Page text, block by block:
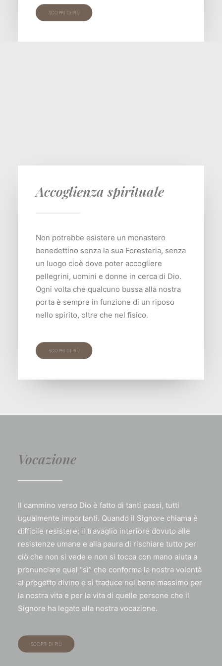
SCOPRI DI PIÙ
Accoglienza spirituale
Non potrebbe esistere un monastero
benedettino senza la sua Foresteria, senza
un luogo cioè dove poter accogliere
pellegrini, uomini e donne in cerca di Dio.
Ogni volta che qualcuno bussa alla nostra
porta è sempre in funzione di un riposo
nello spirito, oltre che nel fisico.
SCOPRI DI PIÙ
Vocazione
Il cammino verso Dio è fatto di tanti passi, tutti
ugualmente importanti. Quando il Signore chiama è
difficile resistere; il travaglio interiore dovuto alle
resistenze umane e alla paura di rischiare tutto per
ciò che non si vede e non si tocca con mano aiuta a
pronunciare quel “sì” che conforma la nostra volontà
al progetto divino e si traduce nel bene massimo per
la nostra vita e per la vita di quelle persone che il
Signore ha legato alla nostra vocazione.
SCOPRI DI PIÙ